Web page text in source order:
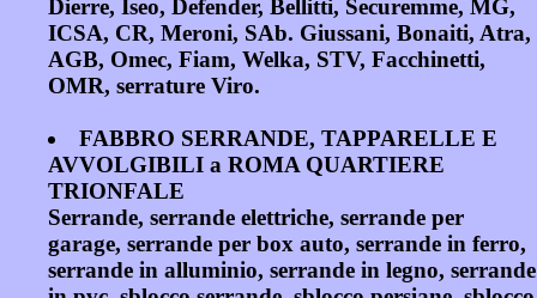
Dierre, Iseo, Defender, Bellitti, Securemme, MG,
ICSA, CR, Meroni, SAb. Giussani, Bonaiti, Atra,
AGB, Omec, Fiam, Welka, STV, Facchinetti,
OMR, serrature Viro.
FABBRO SERRANDE, TAPPARELLE E
AVVOLGIBILI a ROMA QUARTIERE
TRIONFALE
Serrande, serrande elettriche, serrande per
garage, serrande per box auto, serrande in ferro,
serrande in alluminio, serrande in legno, serrande